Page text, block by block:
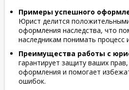
Примеры успешного
Юрист делится
оформления наследства, что
наследникам понимать процесс
Преимущества работы с
гарантирует защиту ваших
оформления и помогает
ошибок.